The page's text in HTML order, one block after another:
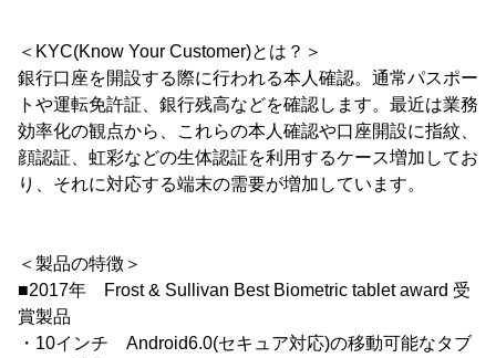
＜KYC(Know Your Customer)とは？＞
銀行口座を開設する際に行われる本人確認。通常パスポー
トや運転免許証、銀行残高などを確認します。最近は業務
効率化の観点から、これらの本人確認や口座開設に指紋、
顔認証、虹彩などの生体認証を利用するケース増加してお
り、それに対応する端末の需要が増加しています。
＜製品の特徴＞
■2017年 Frost & Sullivan Best Biometric tablet award 受
賞製品
・10インチ Android6.0(セキュア対応)の移動可能なタブ